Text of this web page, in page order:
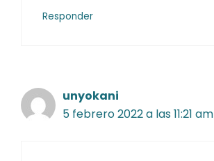
Responder
unyokani
5 febrero 2022 a las 11:21 am